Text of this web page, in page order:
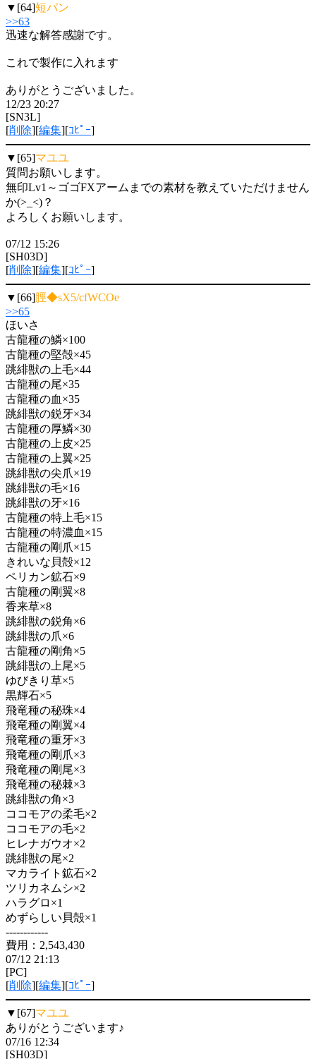
▼[64]短パン
>>63
迅速な解答感謝です。
これで製作に入れます
ありがとうございました。
12/23 20:27
[SN3L]
[削除][編集][ｺﾋﾟｰ]
▼[65]マユユ
質問お願いします。
無印Lv1～ゴゴFXアームまでの素材を教えていただけません
か(>_<)？
よろしくお願いします。
07/12 15:26
[SH03D]
[削除][編集][ｺﾋﾟｰ]
▼[66]脛◆sX5/cfWCOe
>>65
ほいさ
古龍種の鱗×100
古龍種の堅殻×45
跳緋獣の上毛×44
古龍種の尾×35
古龍種の血×35
跳緋獣の鋭牙×34
古龍種の厚鱗×30
古龍種の上皮×25
古龍種の上翼×25
跳緋獣の尖爪×19
跳緋獣の毛×16
跳緋獣の牙×16
古龍種の特上毛×15
古龍種の特濃血×15
古龍種の剛爪×15
きれいな貝殻×12
ペリカン鉱石×9
古龍種の剛翼×8
香来草×8
跳緋獣の鋭角×6
跳緋獣の爪×6
古龍種の剛角×5
跳緋獣の上尾×5
ゆびきり草×5
黒輝石×5
飛竜種の秘珠×4
飛竜種の剛翼×4
飛竜種の重牙×3
飛竜種の剛爪×3
飛竜種の剛尾×3
飛竜種の秘棘×3
跳緋獣の角×3
ココモアの柔毛×2
ココモアの毛×2
ヒレナガウオ×2
跳緋獣の尾×2
マカライト鉱石×2
ツリカネムシ×2
ハラグロ×1
めずらしい貝殻×1
------------
費用：2,543,430
07/12 21:13
[PC]
[削除][編集][ｺﾋﾟｰ]
▼[67]マユユ
ありがとうございます♪
07/16 12:34
[SH03D]